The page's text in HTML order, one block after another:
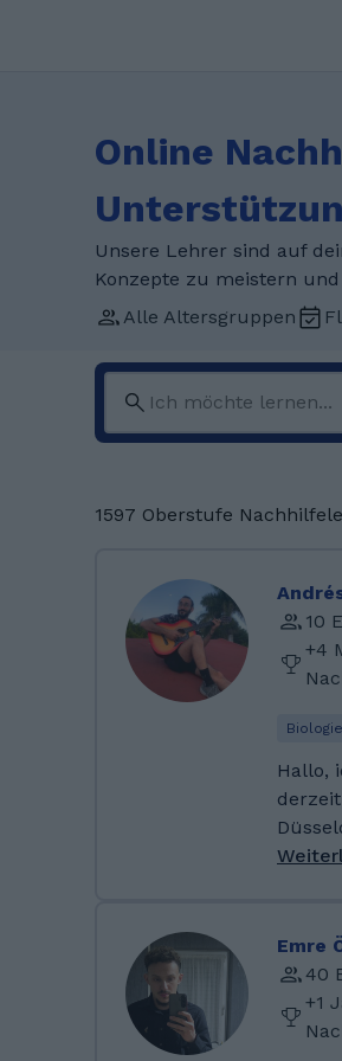
Online
Unsere Lehrer sind auf
Konzepte zu meistern
Alle Altersgruppen
1597 Oberstufe
10
+4
Biologie
Hallo,
erzielen! 😊 Ich komme
und
Emre
40
+1